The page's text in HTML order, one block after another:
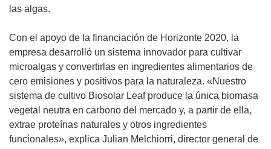
a
b
r
i
r
á
e
n
las algas.
Con el apoyo de la financiación de Horizonte 2020, la
empresa desarrolló un sistema innovador para cultivar
microalgas y convertirlas en ingredientes alimentarios de
cero emisiones y positivos para la naturaleza. «Nuestro
sistema de cultivo Biosolar Leaf produce la única biomasa
vegetal neutra en carbono del mercado y, a partir de ella,
extrae proteínas naturales y otros ingredientes
funcionales», explica Julian Melchiorri, director general de